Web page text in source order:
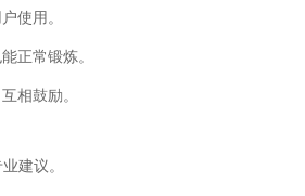
使用。
正常锻炼。
相鼓励。
建议。